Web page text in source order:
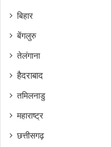
बिहार
बेंगलुरु
तेलंगाना
हैदराबाद
तमिलनाडु
महाराष्ट्र
छत्तीसगढ़